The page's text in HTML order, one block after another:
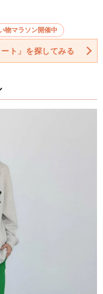
物マラソン開催中
ト」を探してみる